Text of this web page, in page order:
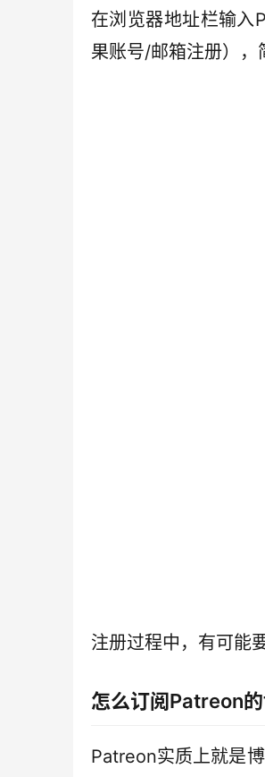
在浏览器地址栏输
果账号/邮箱注册），
注册过程中，有可能
怎么订阅Patreon的
Patreon实质上就是